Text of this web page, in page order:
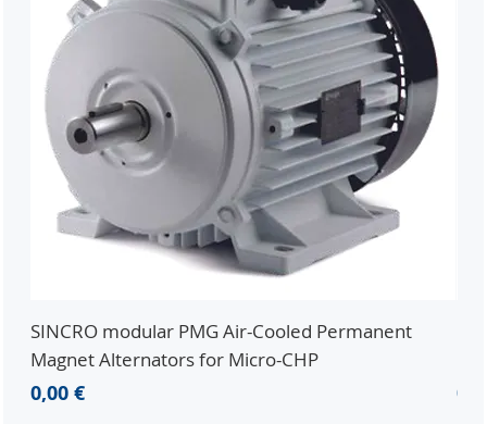
SINCRO modular PMG Air-Cooled Permanent
Magnet Alternators for Micro-CHP
Precio
0,00 €